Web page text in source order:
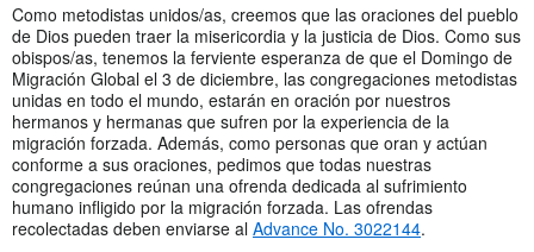
Como metodistas unidos/as, creemos que las oraciones del pueblo
de Dios pueden traer la misericordia y la justicia de Dios. Como sus
obispos/as, tenemos la ferviente esperanza de que el Domingo de
Migración Global el 3 de diciembre, las congregaciones metodistas
unidas en todo el mundo, estarán en oración por nuestros
hermanos y hermanas que sufren por la experiencia de la
migración forzada. Además, como personas que oran y actúan
conforme a sus oraciones, pedimos que todas nuestras
congregaciones reúnan una ofrenda dedicada al sufrimiento
humano infligido por la migración forzada. Las ofrendas
recolectadas deben enviarse al Advance No. 3022144.